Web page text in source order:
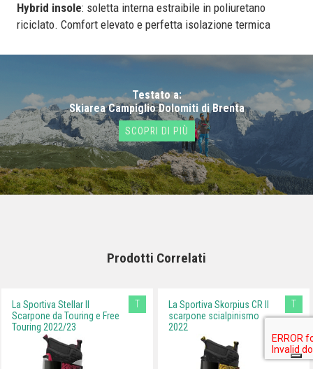
Hybrid insole: soletta interna estraibile in poliuretano
riciclato. Comfort elevato e perfetta isolazione termica
Testato a:
Skiarea Campiglio Dolomiti di Brenta
SCOPRI DI PIÙ
Prodotti Correlati
La Sportiva Stellar II
Scarpone da Touring e Free
Touring 2022/23
T
La Sportiva Skorpius CR II
scarpone scialpinismo
2022
T